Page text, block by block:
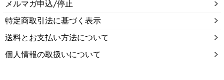
メルマガ申込/停止
特定商取引法に基づく表示
送料とお支払い方法について
個人情報の取扱いについて